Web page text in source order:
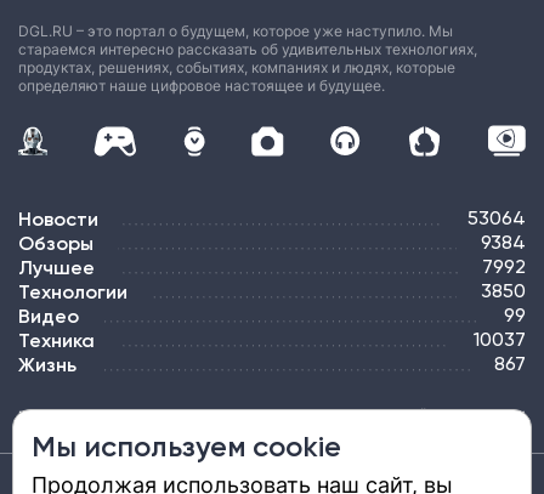
DGL.RU – это портал о будущем, которое уже наступило. Мы
стараемся интересно рассказать об удивительных технологиях,
продуктах, решениях, событиях, компаниях и людях, которые
определяют наше цифровое настоящее и будущее.
Новости 53064
Обзоры 9384
Лучшее 7992
Технологии 3850
Видео 99
Техника 10037
Жизнь 867
ПОДПИСКА РЕКЛАМА КОНТАКТЫ КАРТА САЙТА ТЭГИ
Средство массовой информации «DGL.RU — Цифровой мир» (www.dgl.ru).
Мы используем cookie
Продолжая использовать наш сайт, вы